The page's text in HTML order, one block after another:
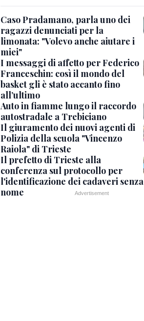
Caso Pradamano, parla uno dei
ragazzi denunciati per la
limonata: "Volevo anche aiutare i
miei"
I messaggi di affetto per Federico
Franceschin: così il mondo del
basket gli è stato accanto fino
all’ultimo
Auto in fiamme lungo il raccordo
autostradale a Trebiciano
Il giuramento dei nuovi agenti di
Polizia della scuola "Vincenzo
Raiola" di Trieste
Il prefetto di Trieste alla
conferenza sul protocollo per
l'identificazione dei cadaveri senza
nome